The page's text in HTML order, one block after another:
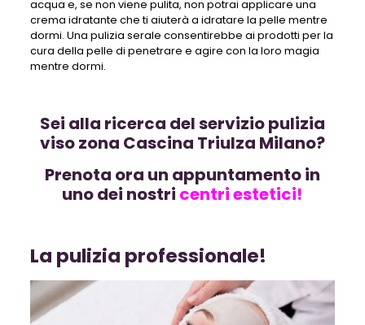
acqua e, se non viene pulita, non potrai applicare una
crema idratante che ti aiuterà a idratare la pelle mentre
dormi. Una pulizia serale consentirebbe ai prodotti per la
cura della pelle di penetrare e agire con la loro magia
mentre dormi.
Sei alla ricerca del servizio pulizia
viso zona Cascina Triulza Milano?
Prenota ora un appuntamento in
uno dei nostri centri estetici!
La pulizia professionale!